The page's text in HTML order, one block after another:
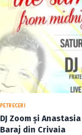
PETRECERI
DJ Zoom şi
Baraj din Crivaia